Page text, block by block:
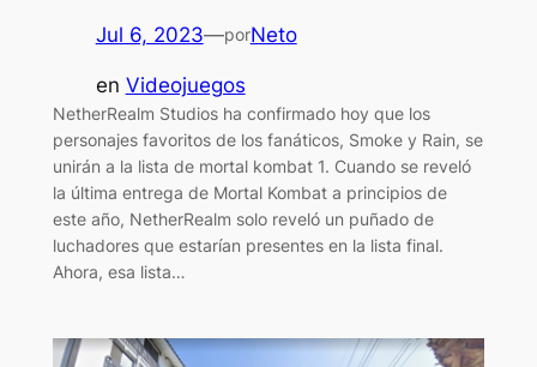
Jul 6, 2023—porNeto
en Videojuegos
NetherRealm Studios ha confirmado hoy que los
personajes favoritos de los fanáticos, Smoke y Rain, se
unirán a la lista de mortal kombat 1. Cuando se reveló
la última entrega de Mortal Kombat a principios de
este año, NetherRealm solo reveló un puñado de
luchadores que estarían presentes en la lista final.
Ahora, esa lista…